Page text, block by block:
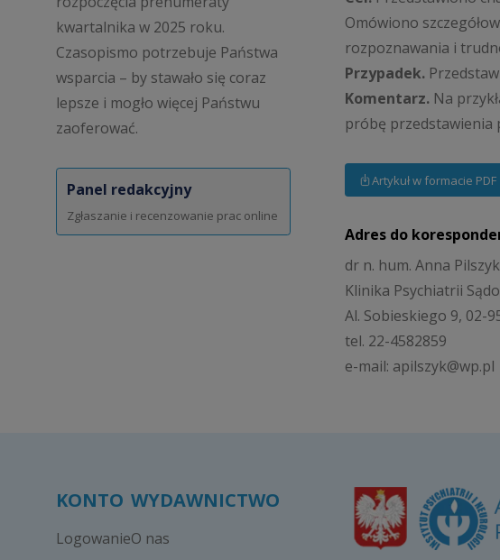
kwartalnika w 2025 roku.
Czasopismo potrzebuje Państwa
wsparcia – by stawało się coraz
lepsze i mogło więcej Państwu
zaoferować.
Panel redakcyjny
Zgłaszanie i recenzowanie prac online
Omówiono
rozpoznawania i
Przypadek.
Komentarz. Na
próbę przedstawienia
Artykuł w formacie PDF
Adres do
dr n. hum. Anna Pilszyk
Klinika Psychiatrii
Al. Sobieskiego 9, 02-
tel. 22-4582859
e-mail: apilszyk@wp.pl
KONTO
Logowanie
WYDAWNICTWO
O nas